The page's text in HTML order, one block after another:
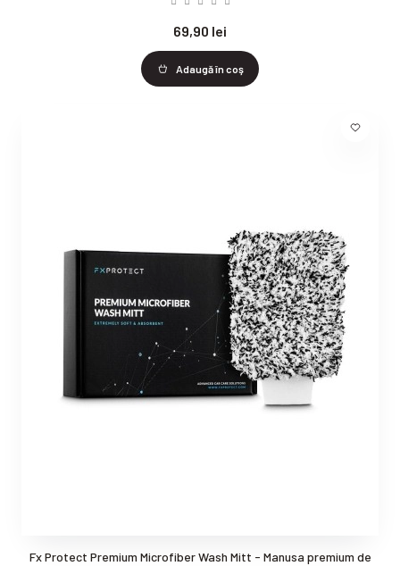
69,90 lei
Adaugă în coş
Fx Protect Premium Microfiber Wash Mitt - Manusa premium de